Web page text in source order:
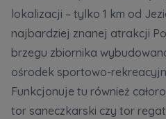
lokalizacji – tylko 1 km od
najbardziej znanej atrakcji
brzegu zbiornika
ośrodek sportowo-
Funkcjonuje tu również
tor saneczkarski czy tor
E-mail
Zamawiam obsługę w
контакт українською мовою)
Кожна особа має
своїх персональних... *
розширити
Регламент надання
Wyślij
Wyślij